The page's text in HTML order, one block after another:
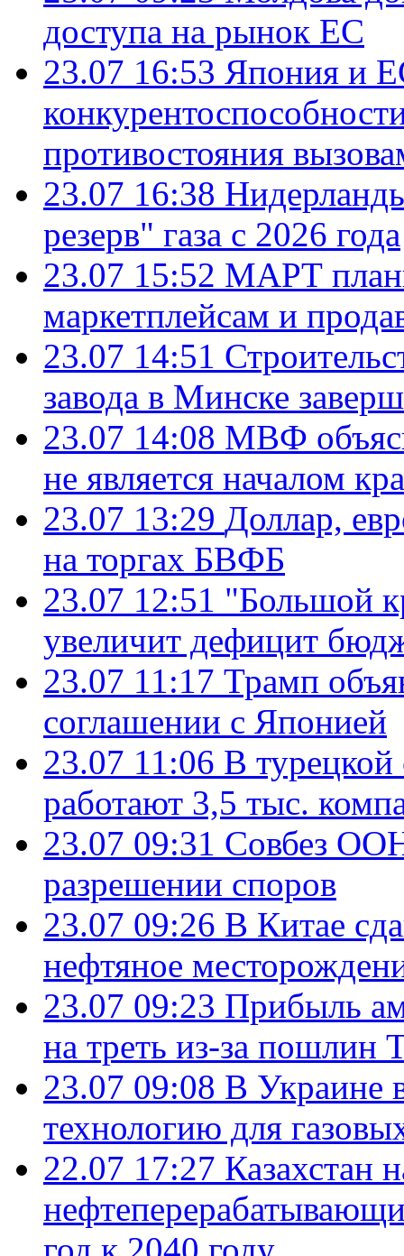
доступа на рынок ЕС
23.07 16:53 Япония и
противостояния
23.07 16:38
резерв" газа с 2026 года
23.07 15:52 МАРТ
маркетплейсам и
23.07 14:51
завода в Минске
23.07 14:08 МВФ
не является началом
23.07 13:29 Доллар,
на торгах БВФБ
23.07 12:51 "Большой
увеличит дефицит
23.07 11:17 Трамп
соглашении с Японией
23.07 11:06 В
работают 3,5 тыс.
23.07 09:31 Совбез
разрешении споров
23.07 09:26 В Китае
нефтяное
23.07 09:23 Прибыль
на треть из-за пошлин
23.07 09:08 В Украине
технологию для
22.07 17:27 Казахстан